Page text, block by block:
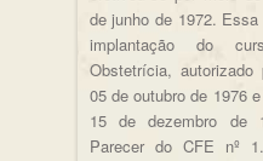
de junho de 1972.
implantação do
Obstetrícia,
05 de outubro de 1976
15 de dezembro de
Parecer do CFE nº